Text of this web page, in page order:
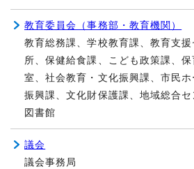
教育委員会（事務部・教育機関）
教育総務課、学校教育課、教育支
所、保健給食課、こども政策課、
室、社会教育・文化振興課、市民
振興課、文化財保護課、地域総合セ
図書館
議会
議会事務局